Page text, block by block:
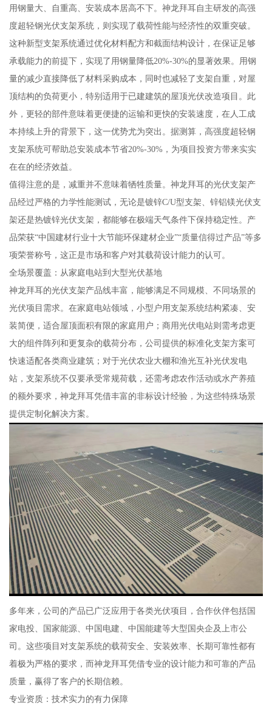
用钢量大、自重高、安装成本居高不下。神龙拜耳自主研发的高强
度超轻钢光伏支架系统，则实现了载荷性能与经济性的双重突破。
这种新型支架系统通过优化材料配方和截面结构设计，在保证足够
承载能力的前提下，实现了用钢量降低20%-30%的显著效果。用钢
量的减少直接降低了材料采购成本，同时也减轻了支架自重，对屋
顶结构的负荷更小，特别适用于已建建筑的屋顶光伏改造项目。此
外，更轻的部件意味着更便捷的运输和更快的安装速度，在人工成
本持续上升的背景下，这一优势尤为突出。据测算，高强度超轻钢
支架系统可帮助总安装成本节省20%-30%，为项目投资方带来实实
在在的经济效益。
值得注意的是，减重并不意味着牺牲质量。神龙拜耳的光伏支架产
品经过严格的力学性能测试，无论是镀锌C/U型支架、锌铝镁光伏支
架还是热镀锌光伏支架，都能够在极端天气条件下保持稳定性。产
品荣获“中国建材行业十大节能环保建材企业”“质量信得过产品”等多
项荣誉称号，这正是市场和客户对其载荷设计能力的认可。
全场景覆盖：从家庭电站到大型光伏基地
神龙拜耳的光伏支架产品线丰富，能够满足不同规模、不同场景的
光伏项目需求。在家庭电站领域，小型户用支架系统结构紧凑、安
装简便，适合屋顶面积有限的家庭用户；商用光伏电站则需考虑更
大的组件阵列和更复杂的载荷分布，公司提供的标准化支架方案可
快速适配各类商业建筑；对于光伏农业大棚和渔光互补光伏发电
站，支架系统不仅要承受常规荷载，还需考虑农作活动或水产养殖
的额外要求，神龙拜耳凭借丰富的非标设计经验，为这些特殊场景
提供定制化解决方案。
多年来，公司的产品已广泛应用于各类光伏项目，合作伙伴包括国
家电投、国家能源、中国电建、中国能建等大型国央企及上市公
司。这些项目对支架系统的载荷安全、安装效率、长期可靠性都有
着极为严格的要求，而神龙拜耳凭借专业的设计能力和可靠的产品
质量，赢得了客户的长期信赖。
专业资质：技术实力的有力保障